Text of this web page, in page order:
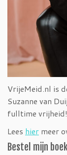
VrijeMeid.nl is
Suzanne van
fulltime vrijheid!
Lees hier meer
Bestel mijn boek